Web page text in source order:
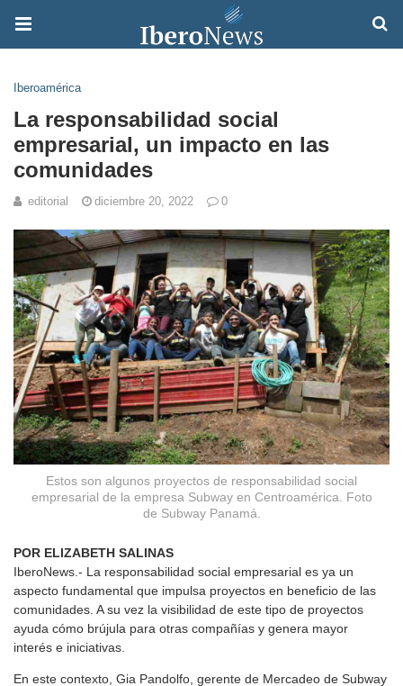
Iberoamérica
La responsabilidad social
empresarial, un impacto en las
comunidades
editorial diciembre 20, 2022 0
Estos son algunos proyectos de responsabilidad social
empresarial de la empresa Subway en Centroamérica. Foto
de Subway Panamá.
POR ELIZABETH SALINAS
IberoNews.- La responsabilidad social empresarial es ya un
aspecto fundamental que impulsa proyectos en beneficio de las
comunidades. A su vez la visibilidad de este tipo de proyectos
ayuda cómo brújula para otras compañías y genera mayor
interés e iniciativas.
En este contexto, Gia Pandolfo, gerente de Mercadeo de Subway